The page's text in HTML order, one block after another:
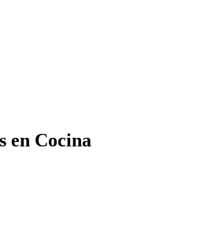
en Cocina